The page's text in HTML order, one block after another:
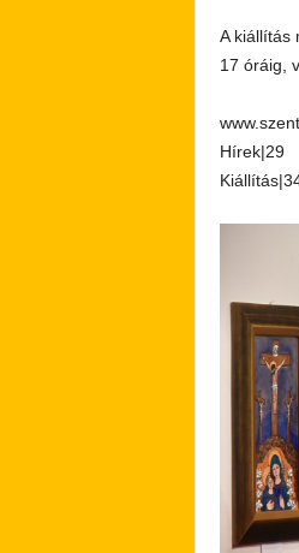
A kiállítás
17 óráig,
Hírek|29